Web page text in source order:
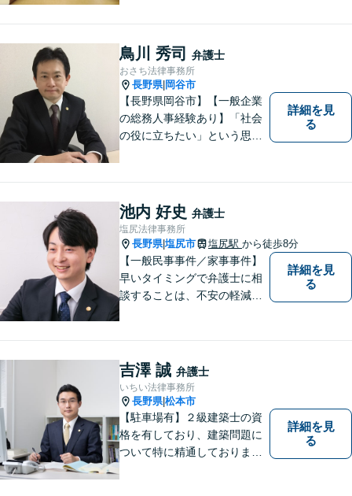
鳥川 秀司 弁護士
おさち法律事務所
長野県| 岡谷市
【長野県岡谷市】【一般企業
の総務人事経験あり】「社会
の役に立ちたい」という思い
谷市・長野県中南信の人々の
権利を守るために懸命に働き
ます。離婚・借金・交通事故
などお気軽にご相談くださ
い。
詳細を見
る
池内 好史 弁護士
塩尻法律事務所
長野県|塩尻市 塩尻駅 から徒歩8分
【一般民事事件／家事事件】
早いタイミングで弁護士に相
談することは、不安の軽減、
さい。
詳細を見
る
吉澤 誠 弁護士
いちい法律事務所
長野県|松本市
【駐車場有】２級建築士の資
格を有しており、建築問題に
ついて特に精通しておりま
詳細を見
る